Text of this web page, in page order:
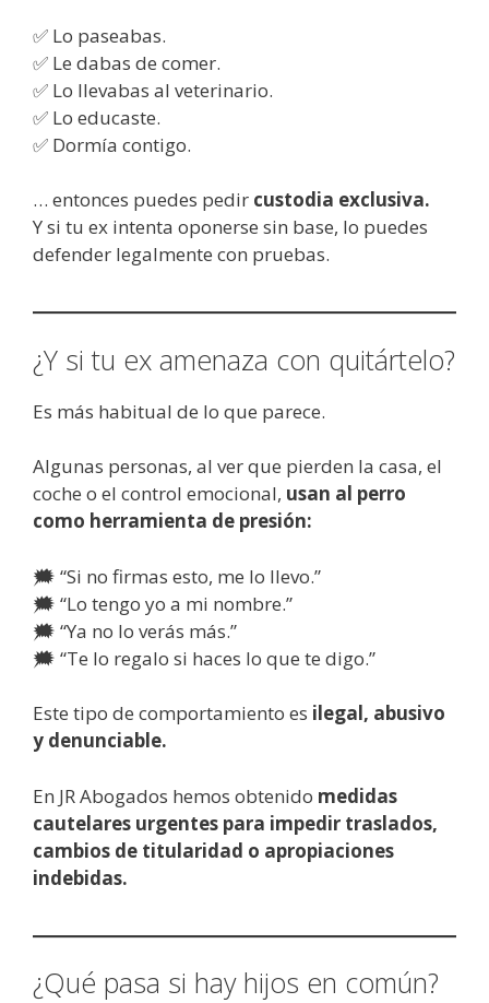
✅ Lo paseabas.
✅ Le dabas de comer.
✅ Lo llevabas al veterinario.
✅ Lo educaste.
✅ Dormía contigo.
… entonces puedes pedir custodia exclusiva.
Y si tu ex intenta oponerse sin base, lo puedes
defender legalmente con pruebas.
¿Y si tu ex amenaza con quitártelo?
Es más habitual de lo que parece.
Algunas personas, al ver que pierden la casa, el
coche o el control emocional, usan al perro
como herramienta de presión:
🗯️ “Si no firmas esto, me lo llevo.”
🗯️ “Lo tengo yo a mi nombre.”
🗯️ “Ya no lo verás más.”
🗯️ “Te lo regalo si haces lo que te digo.”
Este tipo de comportamiento es ilegal, abusivo
y denunciable.
En JR Abogados hemos obtenido medidas
cautelares urgentes para impedir traslados,
cambios de titularidad o apropiaciones
indebidas.
¿Qué pasa si hay hijos en común?